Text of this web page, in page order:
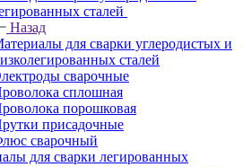
сталей
Назад
для сварки углеродистых и
сталей
сварочные
сплошная
порошковая
присадочные
сварочный
для сварки легированных